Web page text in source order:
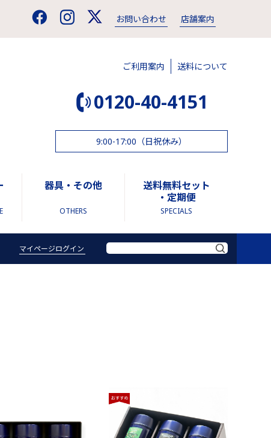
お問い合わせ 店舗案内
ご利用案内 送料について
0120-40-4151
9:00-17:00（日祝休み）
器具・その他
OTHERS
送料無料セット
・定期便
SPECIALS
マイページログイン